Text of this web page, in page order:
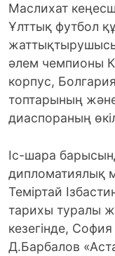
Маслихат
Ұлттық футбол
әлем чемпионы
корпус,
топтарының
диаспораның
Іс-шара
дипломатиялық
Теміртай
тарихы туралы
кезегінде,
Д.Барбалов